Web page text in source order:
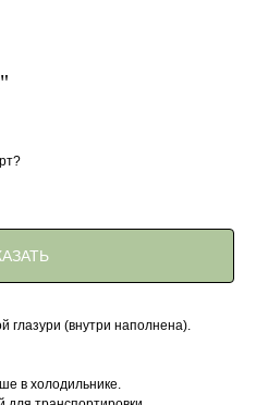
глазури (внутри наполнена).
в холодильнике.